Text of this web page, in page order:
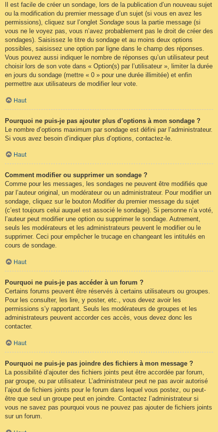
Il est facile de créer un sondage, lors de la publication d’un nouveau sujet
ou la modification du premier message d’un sujet (si vous en avez les
permissions), cliquez sur l’onglet Sondage sous la partie message (si
vous ne le voyez pas, vous n’avez probablement pas le droit de créer des
sondages). Saisissez le titre du sondage et au moins deux options
possibles, saisissez une option par ligne dans le champ des réponses.
Vous pouvez aussi indiquer le nombre de réponses qu’un utilisateur peut
choisir lors de son vote dans « Option(s) par l’utilisateur », limiter la durée
en jours du sondage (mettre « 0 » pour une durée illimitée) et enfin
permettre aux utilisateurs de modifier leur vote.
Haut
Pourquoi ne puis-je pas ajouter plus d’options à mon sondage ?
Le nombre d’options maximum par sondage est défini par l’administrateur.
Si vous avez besoin d’indiquer plus d’options, contactez-le.
Haut
Comment modifier ou supprimer un sondage ?
Comme pour les messages, les sondages ne peuvent être modifiés que
par l’auteur original, un modérateur ou un administrateur. Pour modifier un
sondage, cliquez sur le bouton Modifierdu premier message du sujet
(c’est toujours celui auquel est associé le sondage). Si personne n’a voté,
l’auteur peut modifier une option ou supprimer le sondage. Autrement,
seuls les modérateurs et les administrateurs peuvent le modifier ou le
supprimer. Ceci pour empêcher le trucage en changeant les intitulés en
cours de sondage.
Haut
Pourquoi ne puis-je pas accéder à un forum ?
Certains forums peuvent être réservés à certains utilisateurs ou groupes.
Pour les consulter, les lire, y poster, etc., vous devez avoir les
permissions s’y rapportant. Seuls les modérateurs de groupes et les
administrateurs peuvent accorder ces accès, vous devez donc les
contacter.
Haut
Pourquoi ne puis-je pas joindre des fichiers à mon message ?
La possibilité d’ajouter des fichiers joints peut être accordée par forum,
par groupe, ou par utilisateur. L’administrateur peut ne pas avoir autorisé
l’ajout de fichiers joints pour le forum dans lequel vous postez, ou peut-
être que seul un groupe peut en joindre. Contactez l’administrateur si
vous ne savez pas pourquoi vous ne pouvez pas ajouter de fichiers joints
sur un forum.